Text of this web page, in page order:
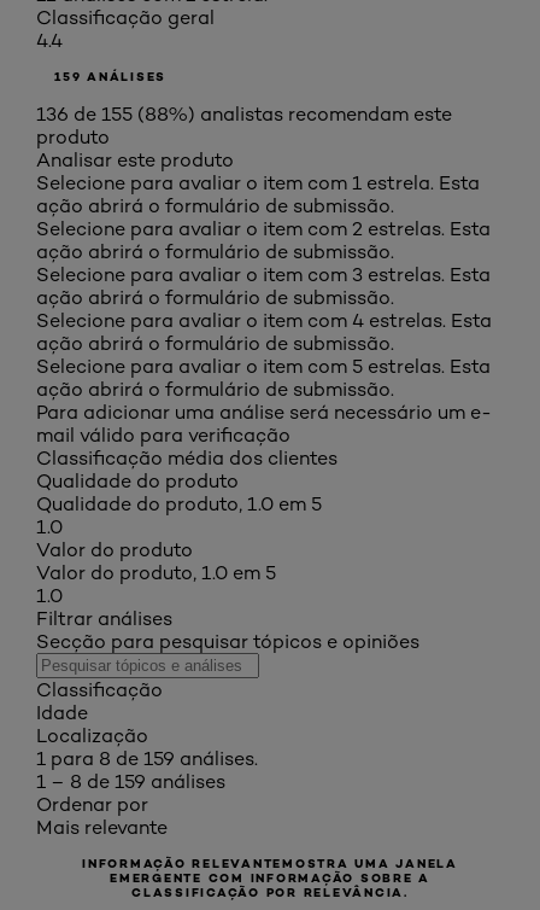
Classificação geral
4.4
159 ANÁLISES
136 de 155 (88%) analistas recomendam este
produto
Analisar este produto
Selecione para avaliar o item com 1 estrela. Esta
ação abrirá o formulário de submissão.
Selecione para avaliar o item com 2 estrelas. Esta
ação abrirá o formulário de submissão.
Selecione para avaliar o item com 3 estrelas. Esta
ação abrirá o formulário de submissão.
Selecione para avaliar o item com 4 estrelas. Esta
ação abrirá o formulário de submissão.
Selecione para avaliar o item com 5 estrelas. Esta
ação abrirá o formulário de submissão.
Para adicionar uma análise será necessário um e-
mail válido para verificação
Classificação média dos clientes
Qualidade do produto
Qualidade do produto, 1.0 em 5
1.0
Valor do produto
Valor do produto, 1.0 em 5
1.0
Filtrar análises
Secção para pesquisar tópicos e opiniões
Classificação
Idade
Localização
1 para 8 de 159 análises.
1 – 8 de 159 análises
Ordenar por
Mais relevante
INFORMAÇÃO RELEVANTEMOSTRA UMA JANELA
EMERGENTE COM INFORMAÇÃO SOBRE A
CLASSIFICAÇÃO POR RELEVÂNCIA.